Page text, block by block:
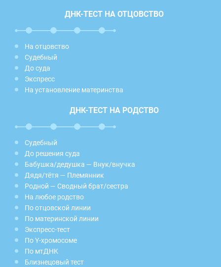
ДНК-ТЕСТ НА ОТЦОВСТВО
На отцовство
Судебный
До суда
Экспресс
На установление материнства
ДНК-ТЕСТ НА РОДСТВО
Судебный
До решения суда
Бабушка/дедушка — Внук/внучка
Дядя/тётя — Племянник
Родной — Сводный брат/сестра
На любое родство
По отцовской линии
По материнской линии
Экспресс-тест
По Y-хромосоме
По мтДНК
Близнецовый тест